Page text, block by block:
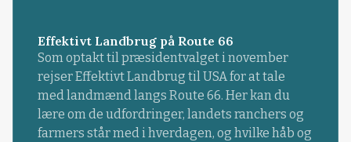
Effektivt Landbrug på Route 66
Som optakt til præsidentvalget i november
rejser Effektivt Landbrug til USA for at tale
med landmænd langs Route 66. Her kan du
lære om de udfordringer, landets ranchers og
farmers står med i hverdagen, og hvilke håb og